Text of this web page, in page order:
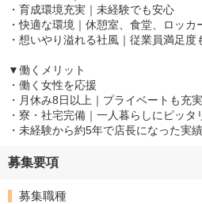
・育成環境充実｜未経験でも安心
・快適な環境｜休憩室、食堂、ロッカ
・想いやり溢れる社風｜従業員満足度
▼働くメリット
・働く女性を応援
・月休み8日以上｜プライベートも充実
・寮・社宅完備｜一人暮らしにピッタ
・未経験から約5年で店長になった実
募集要項
募集職種